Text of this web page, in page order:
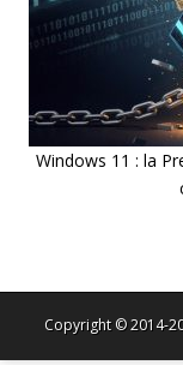
Windows 11 : la
Copyright © 2014-